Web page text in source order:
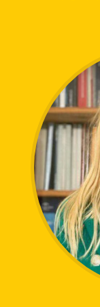
jedan od
inteligencije u
započela je u
Hrvatskom
područjima
ljudskih
Ekonomskom
magistrirala te
magistrirala
Leeds